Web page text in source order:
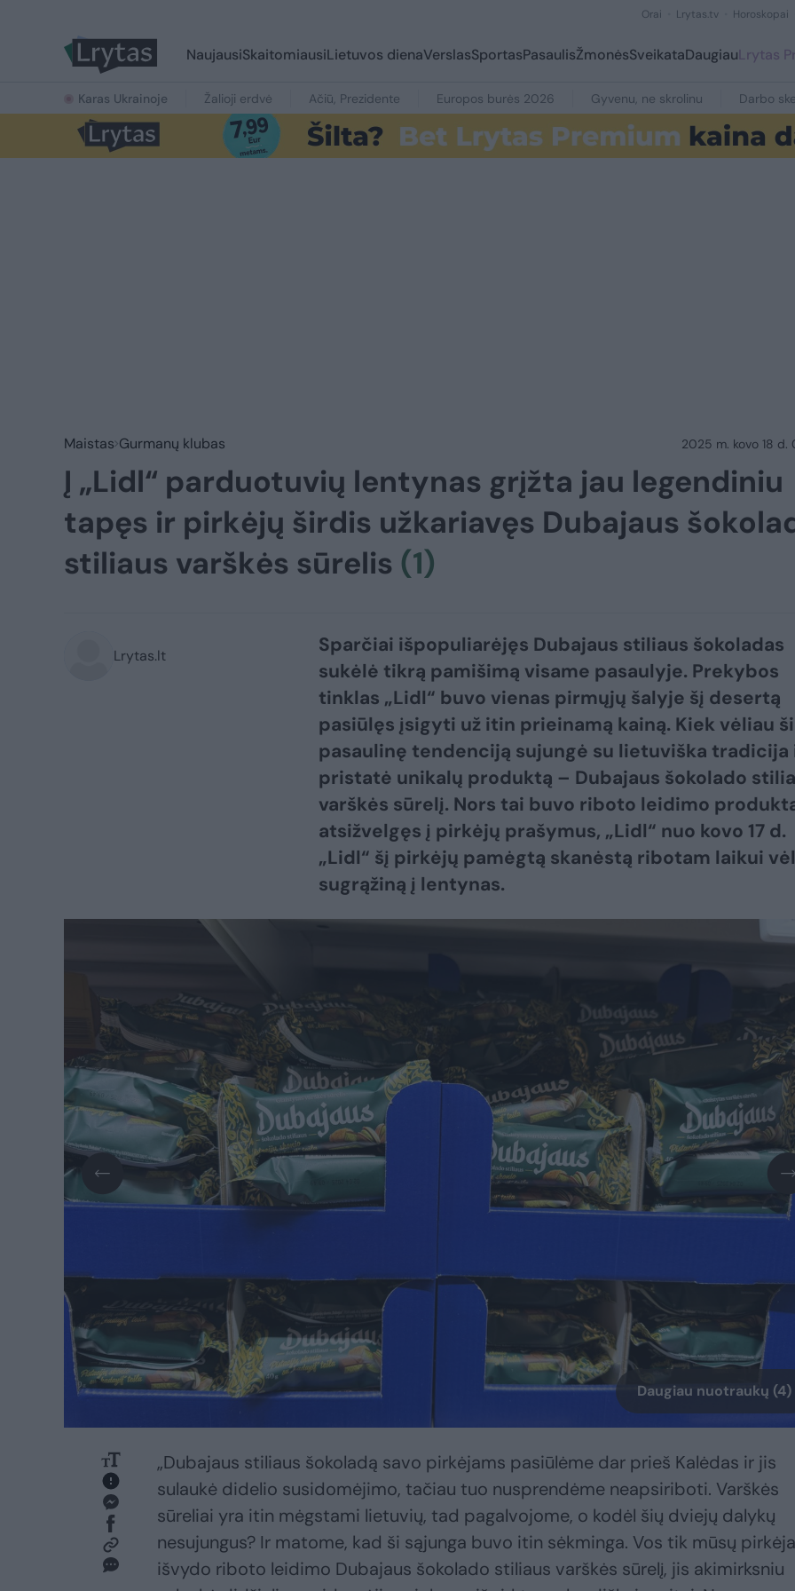
Orai Lrytas.tv Horoskopai
NaujausiSkaitomiausiLietuvos dienaVerslasSportasPasaulisŽmonėsSveikataDaugiauLrytas
Karas Ukrainoje Žalioji erdvė Ačiū, Prezidente Europos burės 2026 Gyvenu, ne skrolinu Darbo
Maistas Gurmanų klubas 2025 m. kovo 18 d.
Į „Lidl“ parduotuvių lentynas grįžta jau legendiniu
tapęs ir pirkėjų širdis užkariavęs Dubajaus
stiliaus varškės sūrelis (1)
Lrytas.lt
Sparčiai išpopuliarėjęs Dubajaus stiliaus šokoladas
sukėlė tikrą pamišimą visame pasaulyje. Prekybos
tinklas „Lidl“ buvo vienas pirmųjų šalyje šį desertą
pasiūlęs įsigyti už itin prieinamą kainą. Kiek vėliau
pasaulinę tendenciją sujungė su lietuviška tradicija
pristatė unikalų produktą – Dubajaus šokolado
varškės sūrelį. Nors tai buvo riboto leidimo
atsižvelgęs į pirkėjų prašymus, „Lidl“ nuo kovo 17 d.
„Lidl“ šį pirkėjų pamėgtą skanėstą ribotam laikui vėl
sugrąžiną į lentynas.
Daugiau nuotraukų (4)
„Dubajaus stiliaus šokoladą savo pirkėjams pasiūlėme dar prieš Kalėdas ir jis
sulaukė didelio susidomėjimo, tačiau tuo nusprendėme neapsiriboti. Varškės
sūreliai yra itin mėgstami lietuvių, tad pagalvojome, o kodėl šių dviejų dalykų
nesujungus? Ir matome, kad ši sąjunga buvo itin sėkminga. Vos tik mūsų
išvydo riboto leidimo Dubajaus šokolado stiliaus varškės sūrelį, jis akimirksniu